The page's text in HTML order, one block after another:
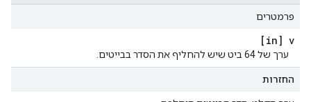
פרמטרים
[in] v
ערך של 64 ביט שיש להחליף את הסדר בבייטים.
החזרות